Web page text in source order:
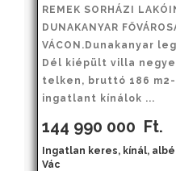
REMEK SORHÁZI
DUNAKANYAR
VÁCON.Dunakanyar
Dél kiépült villa
telken, bruttó 186
ingatlant kínálok ...
144 990 000 Ft.
Ingatlan keres, kínál,
Vác